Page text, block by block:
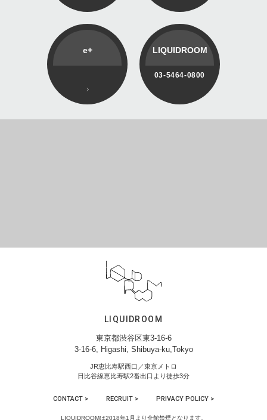
e+ LIQUIDROOM
03-5464-0800
LIQUIDROOM
東京都渋谷区東3-16-6
3-16-6, Higashi, Shibuya-ku,Tokyo
JR恵比寿駅西口／東京メトロ
日比谷線恵比寿駅2番出口より徒歩3分
CONTACT > RECRUIT > PRIVACY POLICY >
LIQUIDROOMは2018年1月より全館禁煙となります。